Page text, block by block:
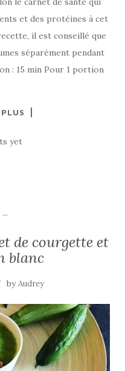
et des protéines à cet
il est conseillé que
séparément pendant
: 15 min Pour 1 portion
yet
...
de courgette et
blanc
byAudrey